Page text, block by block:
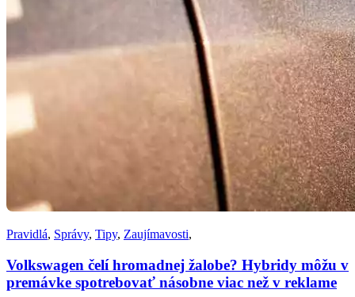
Pravidlá, Správy, Tipy, Zaujímavosti,
Volkswagen čelí hromadnej žalobe? Hybridy môžu v
premávke spotrebovať násobne viac než v reklame